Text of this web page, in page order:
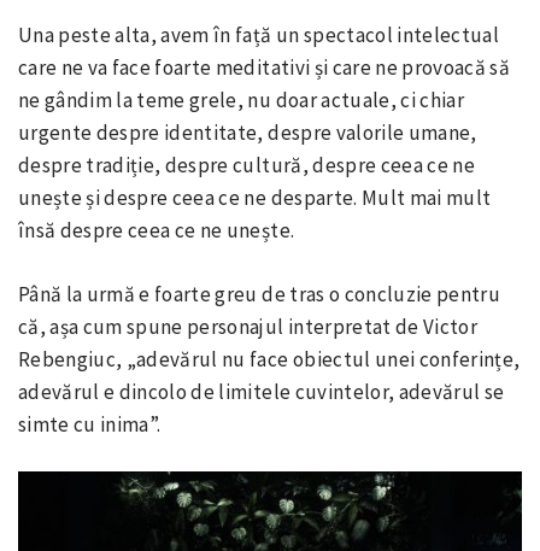
Una peste alta, avem în față un spectacol intelectual
care ne va face foarte meditativi și care ne provoacă să
ne gândim la teme grele, nu doar actuale, ci chiar
urgente despre identitate, despre valorile umane,
despre tradiție, despre cultură, despre ceea ce ne
unește și despre ceea ce ne desparte. Mult mai mult
însă despre ceea ce ne unește.
Până la urmă e foarte greu de tras o concluzie pentru
că, așa cum spune personajul interpretat de Victor
Rebengiuc, „adevărul nu face obiectul unei conferințe,
adevărul e dincolo de limitele cuvintelor, adevărul se
simte cu inima”.